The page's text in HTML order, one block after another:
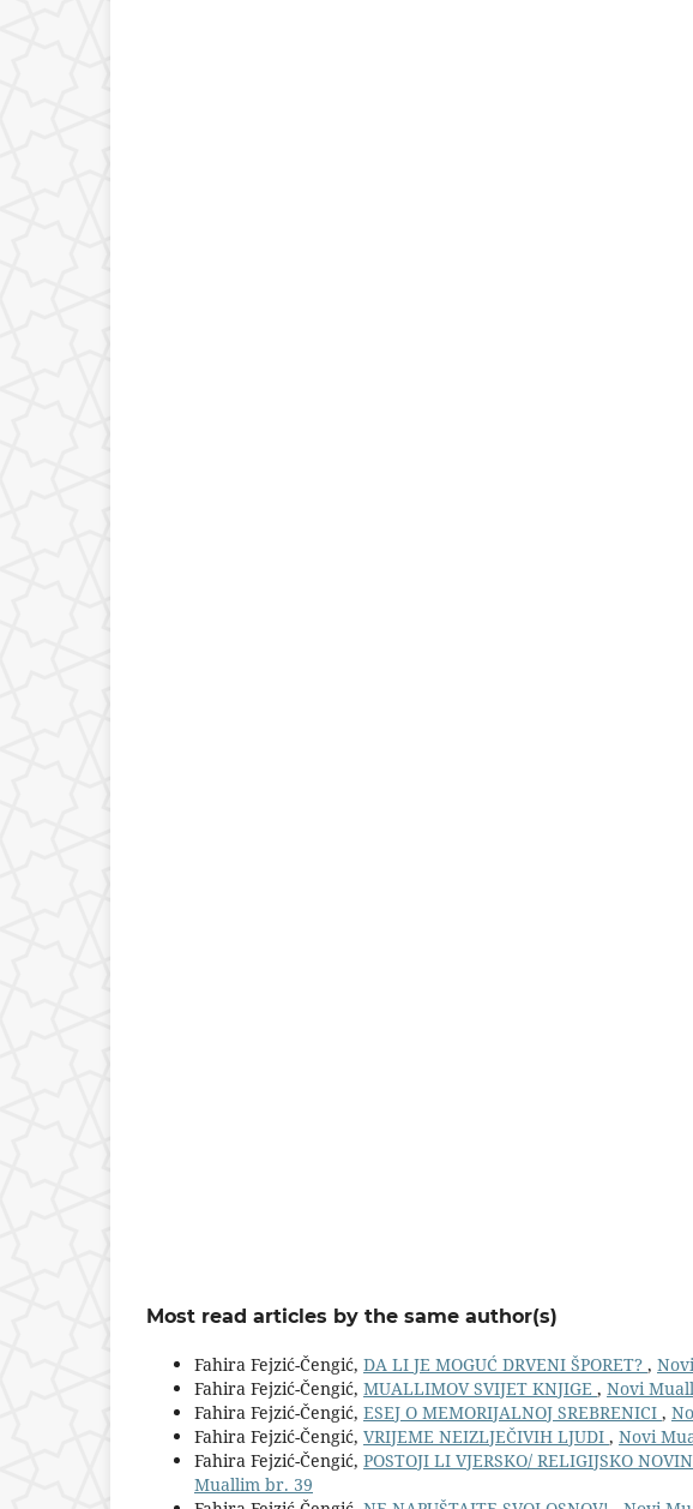
Most read articles by the same author(s)
Fahira Fejzić-Čengić, DA LI JE MOGUĆ DRVENI ŠPORET? ,
Fahira Fejzić-Čengić, MUALLIMOV SVIJET KNJIGE , Novi
Fahira Fejzić-Čengić, ESEJ O MEMORIJALNOJ SREBRENICI ,
Fahira Fejzić-Čengić, VRIJEME NEIZLJEČIVIH LJUDI , Novi
Fahira Fejzić-Čengić, POSTOJI LI VJERSKO/ RELIGIJSKO
Muallim br. 39